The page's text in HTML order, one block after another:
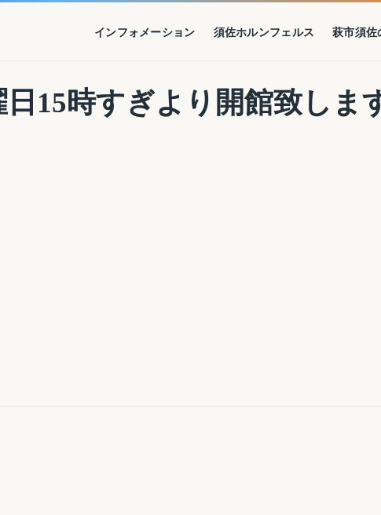
インフォメーション 須佐ホルンフェルス 萩市須佐
15時すぎより開館致しま